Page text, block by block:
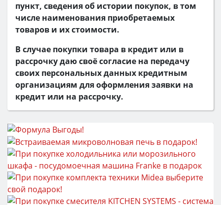
пункт, сведения об истории покупок, в том
числе наименования приобретаемых
товаров и их стоимости.
В случае покупки товара в кредит или в
рассрочку даю своё согласие на передачу
своих персональных данных кредитным
организациям для оформления заявки на
кредит или на рассрочку.